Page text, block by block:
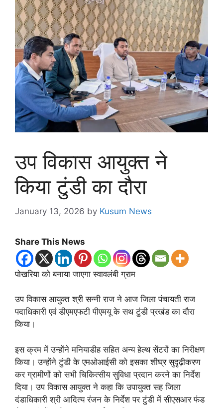
उप विकास आयुक्त ने
किया टुंडी का दौरा
January 13, 2026 by Kusum News
Share This News
पोखरिया को बनाया जाएगा स्वावलंबी ग्राम
उप विकास आयुक्त श्री सन्नी राज ने आज जिला पंचायती राज
पदाधिकारी एवं डीएमएफटी पीएमयू के सथ टुंडी प्रखंड का दौरा
किया।
इस क्रम में उन्होंने मनियाडीह सहित अन्य हेल्थ सेंटरों का निरीक्षण
किया। उन्होंने टुंडी के एमओआईसी को इसका शीघ्र सुदृढ़ीकरण
कर ग्रामीणों को सभी चिकित्सीय सुविधा प्रदान करने का निर्देश
दिया। उप विकास आयुक्त ने कहा कि उपायुक्त सह जिला
दंडाधिकारी श्री आदित्य रंजन के निर्देश पर टुंडी में सीएसआर फंड